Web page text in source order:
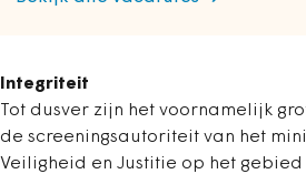
Integriteit
Tot dusver zijn het voornamelijk
de screeningsautoriteit van het
Veiligheid en Justitie op het